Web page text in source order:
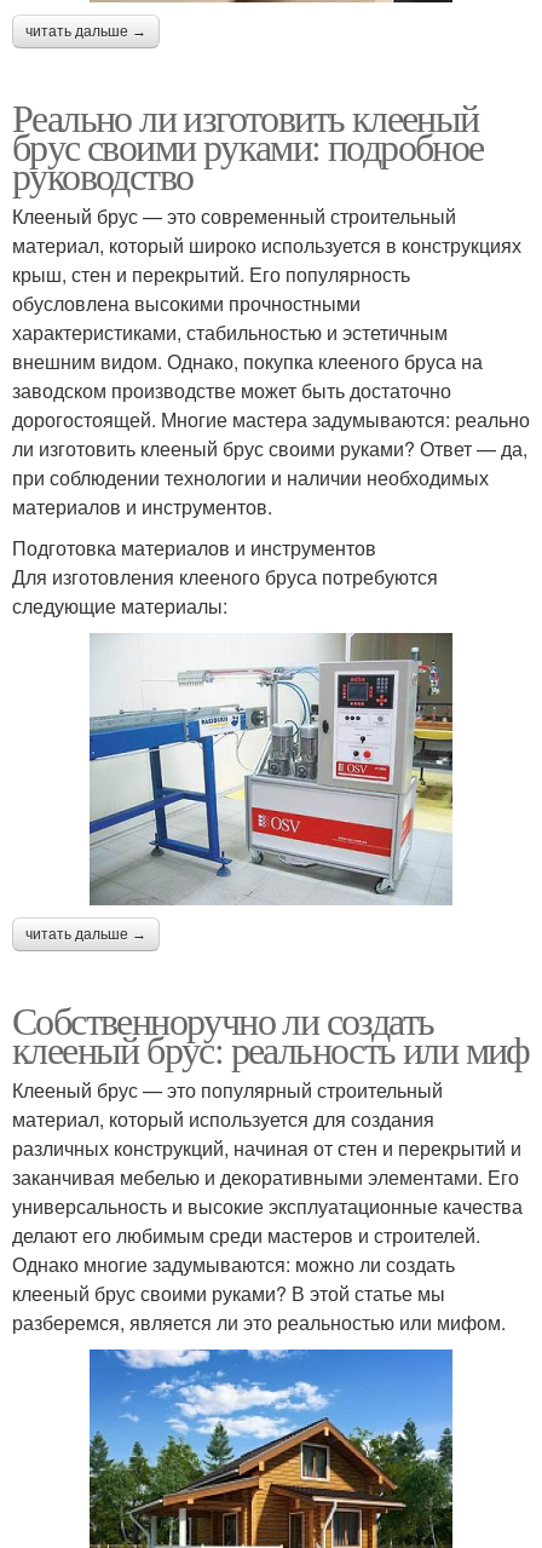
читать дальше →
Реально ли изготовить клееный
брус своими руками: подробное
руководство
Клееный брус — это современный строительный
материал, который широко используется в конструкциях
крыш, стен и перекрытий. Его популярность
обусловлена высокими прочностными
характеристиками, стабильностью и эстетичным
внешним видом. Однако, покупка клееного бруса на
заводском производстве может быть достаточно
дорогостоящей. Многие мастера задумываются: реально
ли изготовить клееный брус своими руками? Ответ — да,
при соблюдении технологии и наличии необходимых
материалов и инструментов.
Подготовка материалов и инструментов
Для изготовления клееного бруса потребуются
следующие материалы:
читать дальше →
Собственноручно ли создать
клееный брус: реальность или миф
Клееный брус — это популярный строительный
материал, который используется для создания
различных конструкций, начиная от стен и перекрытий и
заканчивая мебелью и декоративными элементами. Его
универсальность и высокие эксплуатационные качества
делают его любимым среди мастеров и строителей.
Однако многие задумываются: можно ли создать
клееный брус своими руками? В этой статье мы
разберемся, является ли это реальностью или мифом.